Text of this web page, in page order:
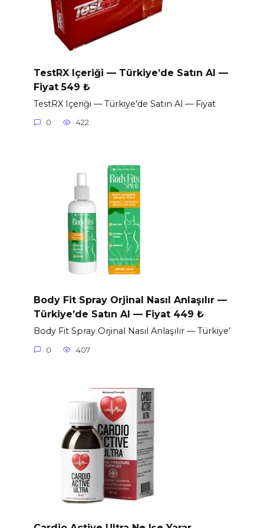
TestRX Içeriği — Türkiye’de Satın Al —
Fiyat 549 ₺
TestRX Içeriği — Türkiye’de Satın Al — Fiyat
0 422
Body Fit Spray Orjinal Nasıl Anlaşılır —
Türkiye’de Satın Al — Fiyat 449 ₺
Body Fit Spray Orjinal Nasıl Anlaşılır — Türkiye’
0 407